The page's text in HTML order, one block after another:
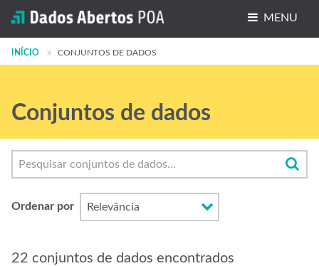
MENU
Conjuntos de dados
Grupos
Sobre
INÍCIO CONJUNTOS DE DADOS
Conjuntos de dados
Ordenar por
22 conjuntos de dados encontrados